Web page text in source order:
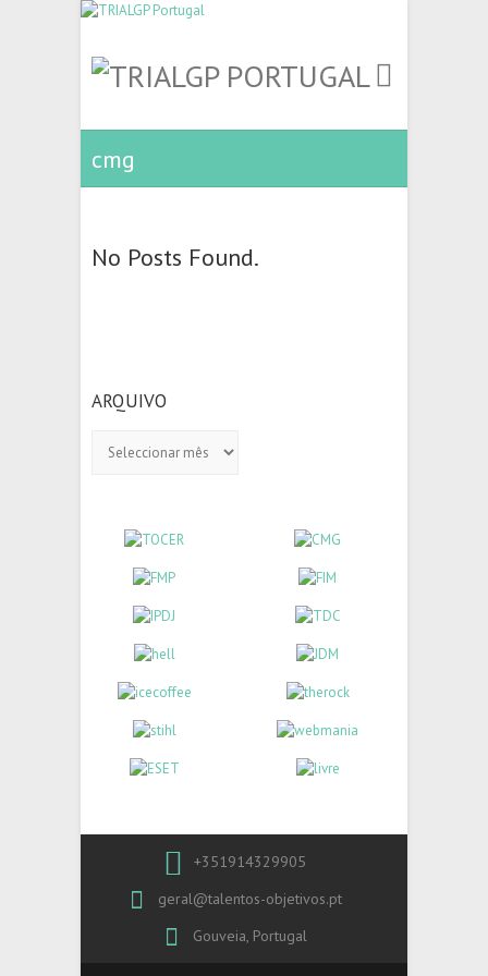
cmg
No Posts Found.
ARQUIVO
+351914329905
geral@talentos-objetivos.pt
Gouveia, Portugal